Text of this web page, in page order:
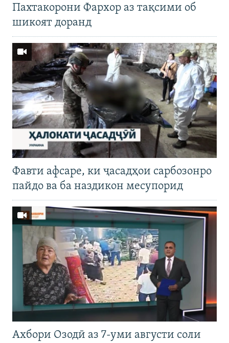
Пахтакорони Фархор аз тақсими об
шикоят доранд
Фавти афсаре, ки ҷасадҳои сарбозонро
пайдо ва ба наздикон месупорид
Ахбори Озодӣ аз 7-уми августи соли